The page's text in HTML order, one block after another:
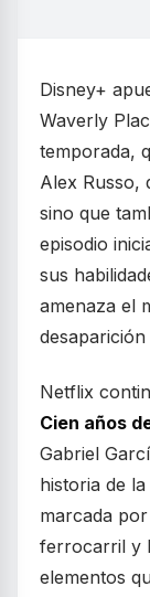
Disney+
Waverly
temporada,
Alex Russo,
sino que
episodio
sus
amenaza el
Netflix
Cien años
Gabriel
historia de
marcada
ferrocarril y
elementos